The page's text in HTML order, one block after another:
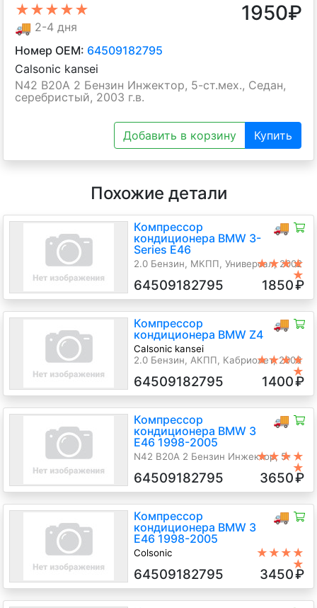
★★★★★
🚚 2-4 дня
1950₽
Номер OEM: 64509182795
Calsonic kansei
N42 B20A 2 Бензин Инжектор, 5-ст.мех., Седан,
серебристый, 2003 г.в.
Добавить в корзину Купить
Похожие детали
🚚
Компрессор
кондиционера BMW 3-
Series E46
2.0 Бензин, МКПП, Универсал, 2002
★★★★
★
64509182795 1850₽
🚚
Компрессор
кондиционера BMW Z4
Calsonic kansei
2.0 Бензин, АКПП, Кабриолет, 2006
★★★★
★
64509182795 1400₽
🚚
Компрессор
кондиционера BMW 3
E46 1998-2005
N42 B20A 2 Бензин Инжектор, 5-
★★★★
★
64509182795 3650₽
🚚
Компрессор
кондиционера BMW 3
E46 1998-2005
Colsonic
N46 B18A 1.8 Бензин Инжектор, 5-
ст.мех., Седан, серый, 2004 г.в.
★★★★
★
64509182795 3450₽